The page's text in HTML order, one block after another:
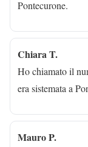
Pontecurone.
Chiara T.
Ho chiamato il
era sistemata a
Mauro P.